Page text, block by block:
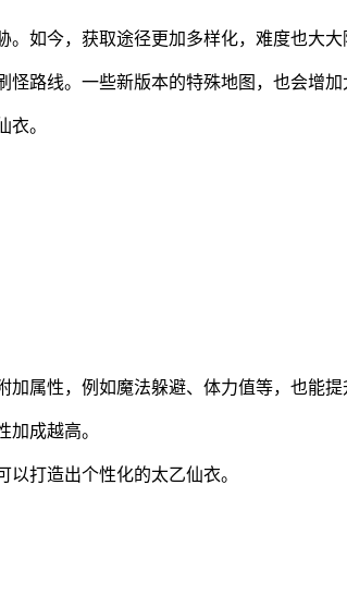
如今，获取途径更加多样化，难度也大大
路线。一些新版本的特殊地图，也会增加
。
属性，例如魔法躲避、体力值等，也能提
成越高。
打造出个性化的太乙仙衣。